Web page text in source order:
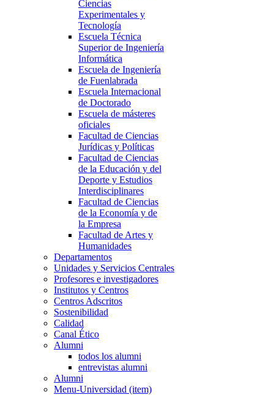
Ciencias
Experimentales y
Tecnología
Escuela Técnica
Superior de Ingeniería
Informática
Escuela de Ingeniería
de Fuenlabrada
Escuela Internacional
de Doctorado
Escuela de másteres
oficiales
Facultad de Ciencias
Jurídicas y Políticas
Facultad de Ciencias
de la Educación y del
Deporte y Estudios
Interdisciplinares
Facultad de Ciencias
de la Economía y de
la Empresa
Facultad de Artes y
Humanidades
Departamentos
Unidades y Servicios Centrales
Profesores e investigadores
Institutos y Centros
Centros Adscritos
Sostenibilidad
Calidad
Canal Ético
Alumni
todos los alumni
entrevistas alumni
Alumni
Menu-Universidad (item)